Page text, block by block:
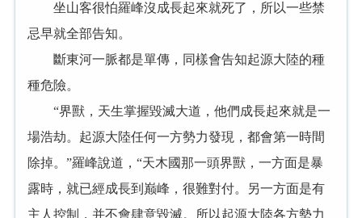
坐山客很怕羅峰沒成長起來就死了，所以一些禁
忌早就全部告知。
斷東河一脈都是單傳，同樣會告知起源大陸的種
種危險。
“界獸，天生掌握毀滅大道，他們成長起來就是一
場浩劫。起源大陸任何一方勢力發現，都會第一時間
除掉。”羅峰說道，“天木國那一頭界獸，一方面是暴
露時，就已經成長到巅峰，很難對付。另一方面是有
主人控制，并不會肆意毀滅。所以起源大陸各方勢力